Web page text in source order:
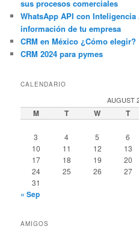
sus procesos comerciales
WhatsApp API con
información de tu empresa
CRM en México ¿Cómo elegir?
CRM 2024 para pymes
CALENDARIO
AUGUST
M T W T
3
4 5 6
10
11 12 13
17
18 19 20
24
25 26 27
31
« Sep
AMIGOS